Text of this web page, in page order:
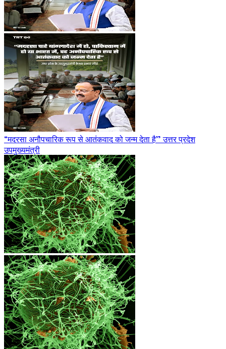
“मदरसा अनौपचारिक रूप से आतंकवाद को जन्म देता है” उत्तर प्रदेश
उपमुख्यमंत्री